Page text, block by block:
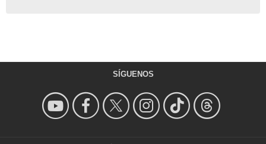
SÍGUENOS